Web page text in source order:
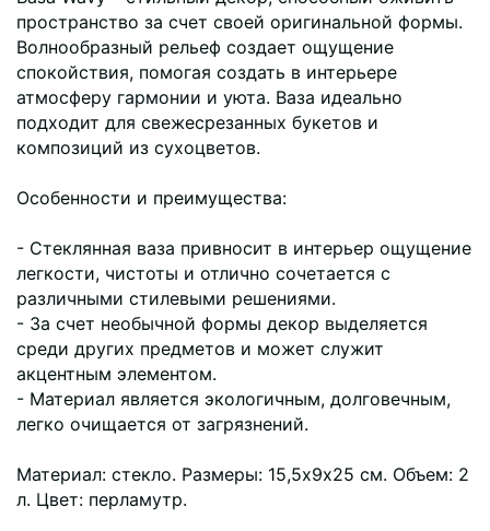
пространство за счет своей оригинальной формы.
Волнообразный рельеф создает ощущение
спокойствия, помогая создать в интерьере
атмосферу гармонии и уюта. Ваза идеально
подходит для свежесрезанных букетов и
композиций из сухоцветов.
Особенности и преимущества:
- Стеклянная ваза привносит в интерьер ощущение
легкости, чистоты и отлично сочетается с
различными стилевыми решениями.
- За счет необычной формы декор выделяется
среди других предметов и может служит
акцентным элементом.
- Материал является экологичным, долговечным,
легко очищается от загрязнений.
Материал: стекло. Размеры: 15,5х9х25 см. Объем: 2
л. Цвет: перламутр.